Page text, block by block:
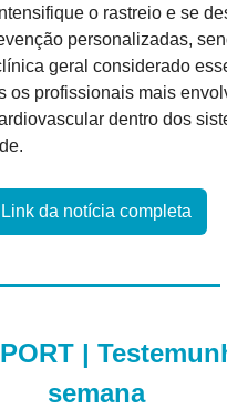
o rastreio e se
personalizadas,
geral considerado
os profissionais mais
dentro dos
Link da notícia completa
|
semana